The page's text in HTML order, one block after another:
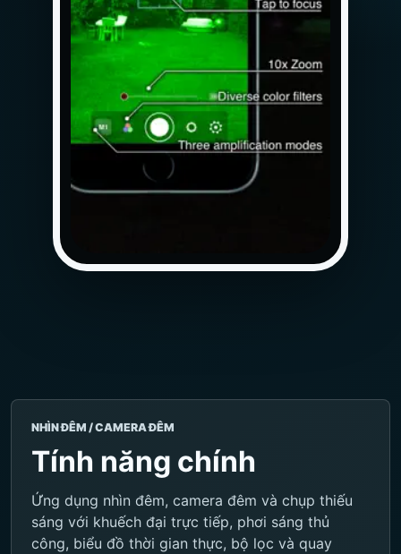
NHÌN ĐÊM / CAMERA ĐÊM
Tính năng chính
Ứng dụng nhìn đêm, camera đêm và chụp thiếu
sáng với khuếch đại trực tiếp, phơi sáng thủ
công, biểu đồ thời gian thực, bộ lọc và quay